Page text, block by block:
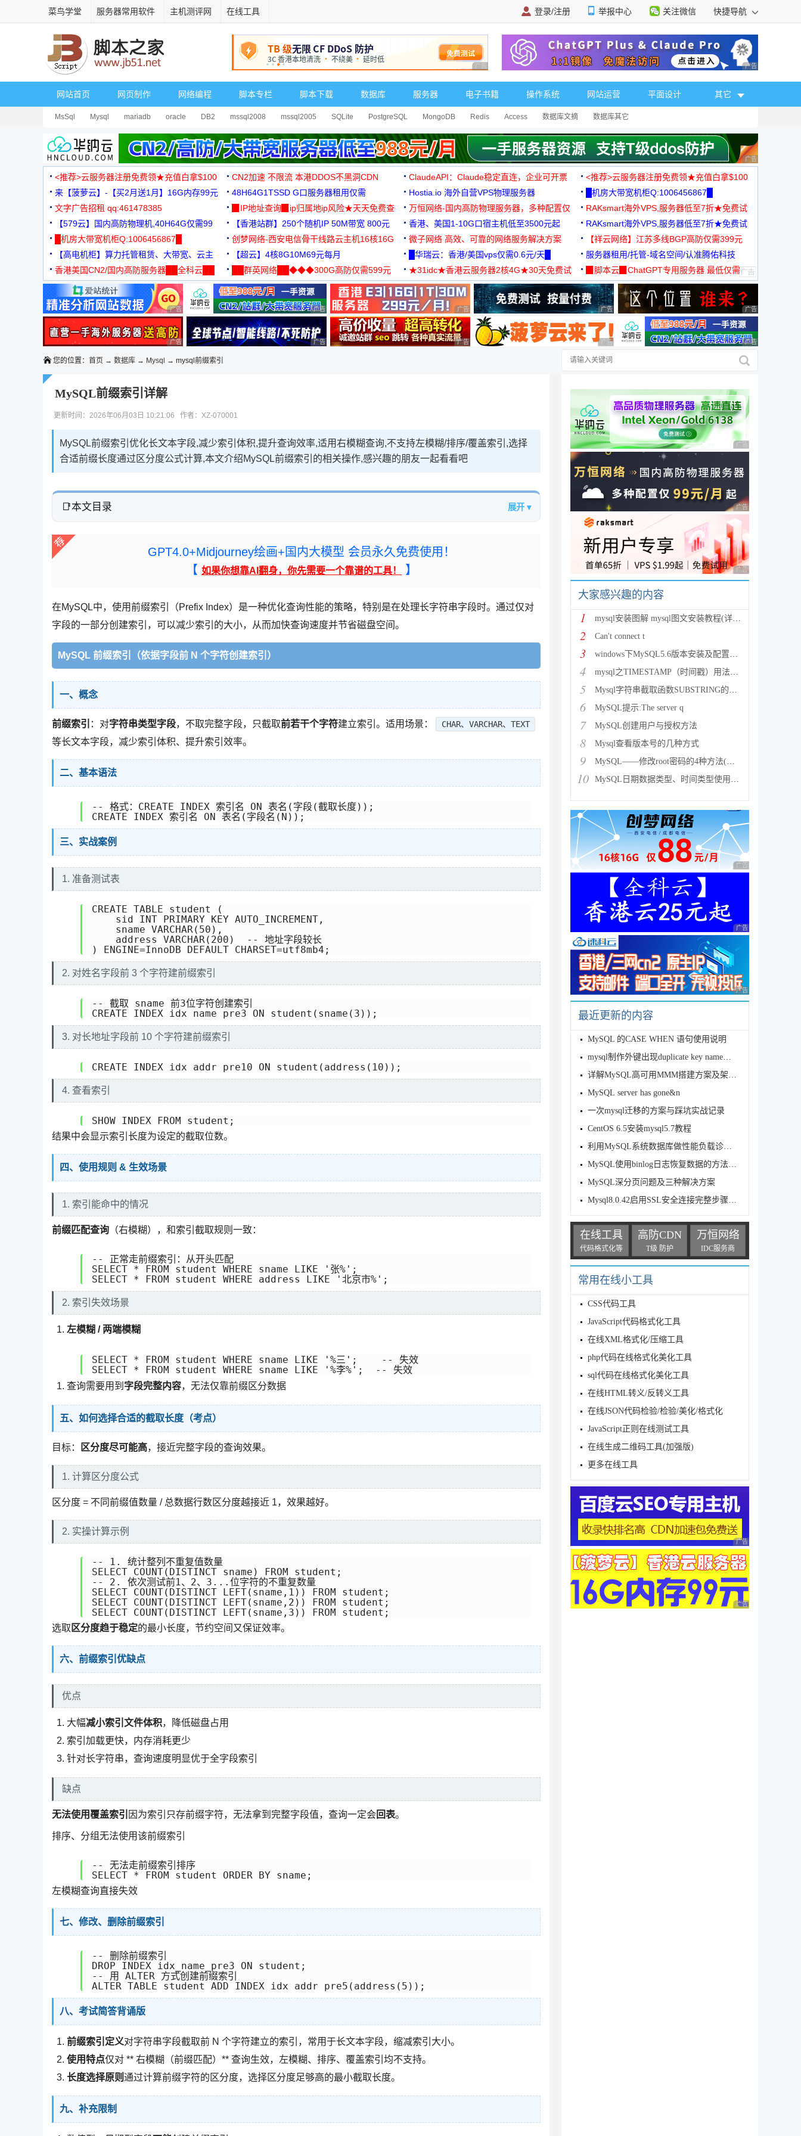
菜鸟学堂 服务器常用软件 主机测评网 在线工具 登录/注册 举报中心 关注微信 快捷导航
广告 商业广告，理性选择 广告 商业广告，理
网站首页 网页制作 网络编程 脚本专栏 脚本下载 数据库 服务器 电子书籍 操作系统 网站运营 平面设计 其它
MsSql Mysql mariadb oracle DB2 mssql2008 mssql2005 SQLite PostgreSQL MongoDB Redis Access 数据库文摘 数据库其它
广告 商业广告，理
<推荐>云服务器注册免费领★充值白拿$100 CN2加速 不限流 本港DDOS不黑洞CDN ClaudeAPI：Claude稳定直连，企业可开票
<推荐>云服务器注册免费领★充值白拿$100
来【菠萝云】-【买2月送1月】16G内存99元
48H64G1TSSD G口服务器租用仅需
3000+可免费测试
Hostia.io 海外自营VPS物理服务器
█机房大带宽机柜Q:1006456867█
文字广告招租 qq:461478385
▉IP地址查询▉ip归属地ip风险★天天免费查
万恒网络-国内高防物理服务器，多种配置仅
99元/月起
RAKsmart海外VPS,服务器低至7折★免费试
用★
【579云】国内高防物理机,40H64G仅需99
元
【香港站群】250个随机IP 50M带宽 800元 香港、美国1-10G口宿主机低至3500元起
RAKsmart海外VPS,服务器低至7折★免费试
用★
█机房大带宽机柜Q:1006456867█
创梦网络-西安电信骨干线路云主机16核16G
88元/月
微子网络 高效、可靠的网络服务解决方案
【祥云网络】江苏多线BGP高防仅需399元
【高电机柜】算力托管租赁、大带宽、云主
机
【超云】4核8G10M69元每月 █华瑞云：香港/美国vps仅需0.6元/天█
服务器租用/托管-域名空间/认准腾佑科技
香港美国CN2/国内高防服务器██全科云██
██群英网络██◆◆◆300G高防仅需599元
◆◆◆
★31idc★香港云服务器2核4G★30天免费试
用◆
▉脚本云▉ChatGPT专用服务器 最低仅需
19元/月
广告 商业广告，理性选择 广告 商业广告，理性选择 广告 商业广告，理性选择 广告 商业广告，理性选择 广告 商业广告，理
广告 商业广告，理性选择 广告 商业广告，理性选择 广告 商业广告，理性选择 广告 商业广告，理性选择 广告 商业广告，理
您的位置： 首页 → 数据库 → Mysql → mysql前缀索引
MySQL前缀索引详解
更新时间：2026年06月03日 10:21:06 作者：XZ-070001
MySQL前缀索引优化长文本字段,减少索引体积,提升查询效率,适用右模糊查询,不支持左模糊/排序/覆盖索引,选择
合适前缀长度通过区分度公式计算,本文介绍MySQL前缀索引的相关操作,感兴趣的朋友一起看看吧
本文目录 展开 ▾
GPT4.0+Midjourney绘画+国内大模型 会员永久免费使用！
【 如果你想靠AI翻身，你先需要一个靠谱的工具！ 】
在MySQL中，使用前缀索引（Prefix Index）是一种优化查询性能的策略，特别是在处理长字符串字段时。通过仅对
字段的一部分创建索引，可以减少索引的大小，从而加快查询速度并节省磁盘空间。
MySQL 前缀索引（依据字段前 N 个字符创建索引）
一、概念
前缀索引 ：对字符串类型字段，不取完整字段，只截取前若干个字符建立索引。适用场景： CHAR、VARCHAR、TEXT
等长文本字段，减少索引体积、提升索引效率。
二、基本语法
-- 格式：CREATE INDEX 索引名 ON 表名(字段(截取长度));
CREATE INDEX 索引名 ON 表名(字段名(N));
三、实战案例
1. 准备测试表
CREATE TABLE student (
    sid INT PRIMARY KEY AUTO_INCREMENT,
    sname VARCHAR(50),
    address VARCHAR(200)  -- 地址字段较长
) ENGINE=InnoDB DEFAULT CHARSET=utf8mb4;
2. 对姓名字段前 3 个字符建前缀索引
-- 截取 sname 前3位字符创建索引
CREATE INDEX idx_name_pre3 ON student(sname(3));
3. 对长地址字段前 10 个字符建前缀索引
CREATE INDEX idx_addr_pre10 ON student(address(10));
4. 查看索引
SHOW INDEX FROM student;
结果中会显示索引长度为设定的截取位数。
四、使用规则 & 生效场景
1. 索引能命中的情况
前缀匹配查询 （右模糊），和索引截取规则一致：
-- 正常走前缀索引：从开头匹配
SELECT * FROM student WHERE sname LIKE '张%';
SELECT * FROM student WHERE address LIKE '北京市%';
2. 索引失效场景
左模糊 / 两端模糊
SELECT * FROM student WHERE sname LIKE '%三';    -- 失效
SELECT * FROM student WHERE sname LIKE '%李%';  -- 失效
查询需要用到 字段完整内容，无法仅靠前缀区分数据
五、如何选择合适的截取长度（考点）
目标： 区分度尽可能高，接近完整字段的查询效果。
1. 计算区分度公式
区分度 = 不同前缀值数量 / 总数据行数区分度越接近 1，效果越好。
2. 实操计算示例
-- 1. 统计整列不重复值数量
SELECT COUNT(DISTINCT sname) FROM student;
-- 2. 依次测试前1、2、3...位字符的不重复数量
SELECT COUNT(DISTINCT LEFT(sname,1)) FROM student;
SELECT COUNT(DISTINCT LEFT(sname,2)) FROM student;
SELECT COUNT(DISTINCT LEFT(sname,3)) FROM student;
选取 区分度趋于稳定的最小长度，节约空间又保证效率。
六、前缀索引优缺点
优点
大幅减小索引文件体积，降低磁盘占用
索引加载更快，内存消耗更少
针对长字符串，查询速度明显优于全字段索引
缺点
无法使用覆盖索引 因为索引只存前缀字符，无法拿到完整字段值，查询一定会回表。
排序、分组无法使用该前缀索引
-- 无法走前缀索引排序
SELECT * FROM student ORDER BY sname;
左模糊查询直接失效
七、修改、删除前缀索引
-- 删除前缀索引
DROP INDEX idx_name_pre3 ON student;
-- 用 ALTER 方式创建前缀索引
ALTER TABLE student ADD INDEX idx_addr_pre5(address(5));
八、考试简答背诵版
前缀索引定义对字符串字段截取前 N 个字符建立的索引，常用于长文本字段，缩减索引大小。
使用特点仅对 ** 右模糊（前缀匹配）** 查询生效，左模糊、排序、覆盖索引均不支持。
长度选择原则通过计算前缀字符的区分度，选择区分度足够高的最小截取长度。
九、补充限制
广告 商业广告，理性
广告 商业广告，理性
广告 商业广告，理性
大家感兴趣的内容
1 mysql安装图解 mysql图文安装教程(详细说明)
2 Can't connect t
3 windows下MySQL5.6版本安装及配置过程附有截图和
4 mysql之TIMESTAMP（时间戳）用法详解
5 Mysql字符串截取函数SUBSTRING的用法说明
6 MySQL提示:The server q
7 MySQL创建用户与授权方法
8 Mysql查看版本号的几种方式
9 MySQL——修改root密码的4种方法(以windows为
10 MySQL日期数据类型、时间类型使用总结
广告 商业广告，理性
广告 商业广告，理性
广告 商业广告，理性
最近更新的内容
MySQL 的CASE WHEN 语句使用说明
mysql制作外键出现duplicate key name错误问题及解决
详解MySQL高可用MMM搭建方案及架构原理
MySQL server has gone&n
一次mysql迁移的方案与踩坑实战记录
CentOS 6.5安装mysql5.7教程
利用MySQL系统数据库做性能负载诊断的方法
MySQL使用binlog日志恢复数据的方法步骤
MySQL深分页问题及三种解决方案
Mysql8.0.42启用SSL安全连接完整步骤(等保整改、docker部署
在线工具
代码格式化等
高防CDN
T级 防护
万恒网络
IDC服务商
常用在线小工具
CSS代码工具
JavaScript代码格式化工具
在线XML格式化/压缩工具
php代码在线格式化美化工具
sql代码在线格式化美化工具
在线HTML转义/反转义工具
在线JSON代码检验/检验/美化/格式化
JavaScript正则在线测试工具
在线生成二维码工具(加强版)
更多在线工具
广告 商业广告，理性
广告 商业广告，理性